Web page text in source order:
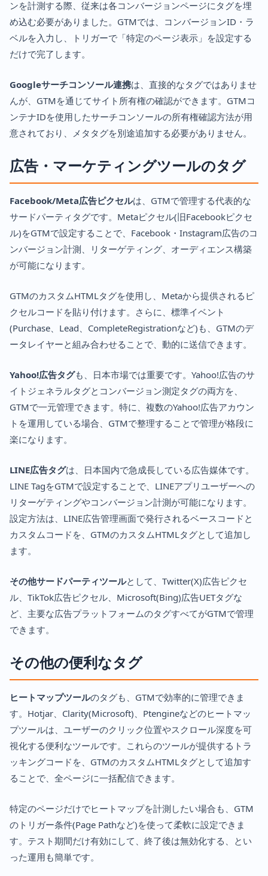
ンを計測する際、従来は各コンバージョンページにタグを埋
め込む必要がありました。GTMでは、コンバージョンID・ラ
ベルを入力し、トリガーで「特定のページ表示」を設定する
だけで完了します。
Googleサーチコンソール連携は、直接的なタグではありませ
んが、GTMを通じてサイト所有権の確認ができます。GTMコ
ンテナIDを使用したサーチコンソールの所有権確認方法が用
意されており、メタタグを別途追加する必要がありません。
広告・マーケティングツールのタグ
Facebook/Meta広告ピクセルは、GTMで管理する代表的な
サードパーティタグです。Metaピクセル(旧Facebookピクセ
ル)をGTMで設定することで、Facebook・Instagram広告のコ
ンバージョン計測、リターゲティング、オーディエンス構築
が可能になります。
GTMのカスタムHTMLタグを使用し、Metaから提供されるピ
クセルコードを貼り付けます。さらに、標準イベント
(Purchase、Lead、CompleteRegistrationなど)も、GTMのデ
ータレイヤーと組み合わせることで、動的に送信できます。
Yahoo!広告タグも、日本市場では重要です。Yahoo!広告のサ
イトジェネラルタグとコンバージョン測定タグの両方を、
GTMで一元管理できます。特に、複数のYahoo!広告アカウン
トを運用している場合、GTMで整理することで管理が格段に
楽になります。
LINE広告タグは、日本国内で急成長している広告媒体です。
LINE TagをGTMで設定することで、LINEアプリユーザーへの
リターゲティングやコンバージョン計測が可能になります。
設定方法は、LINE広告管理画面で発行されるベースコードと
カスタムコードを、GTMのカスタムHTMLタグとして追加し
ます。
その他サードパーティツールとして、Twitter(X)広告ピクセ
ル、TikTok広告ピクセル、Microsoft(Bing)広告UETタグな
ど、主要な広告プラットフォームのタグすべてがGTMで管理
できます。
その他の便利なタグ
ヒートマップツールのタグも、GTMで効率的に管理できま
す。Hotjar、Clarity(Microsoft)、Ptengineなどのヒートマッ
プツールは、ユーザーのクリック位置やスクロール深度を可
視化する便利なツールです。これらのツールが提供するトラ
ッキングコードを、GTMのカスタムHTMLタグとして追加す
ることで、全ページに一括配信できます。
特定のページだけでヒートマップを計測したい場合も、GTM
のトリガー条件(Page Pathなど)を使って柔軟に設定できま
す。テスト期間だけ有効にして、終了後は無効化する、とい
った運用も簡単です。